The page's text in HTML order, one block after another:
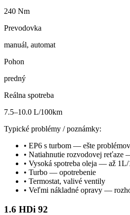
240 Nm
Prevodovka
manuál, automat
Pohon
predný
Reálna spotreba
7.5–10.0 L/100km
Typické problémy / poznámky:
• EP6 s turbom — ešte
• Natiahnutie rozvodovej reťaze
• Vysoká spotreba oleja — až
• Turbo — opotrebenie
• Termostat, valivé ventily
• Veľmi nákladné opravy —
1.6 HDi 92